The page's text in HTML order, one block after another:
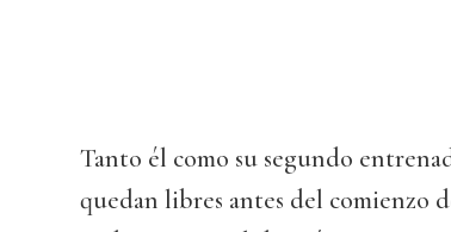
Tanto él como su segundo
quedan libres antes del comienzo